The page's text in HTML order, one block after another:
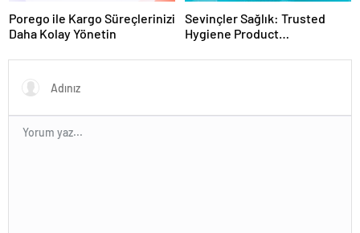
Porego ile Kargo Süreçlerinizi
Daha Kolay Yönetin
Sevinçler Sağlık: Trusted
Hygiene Product